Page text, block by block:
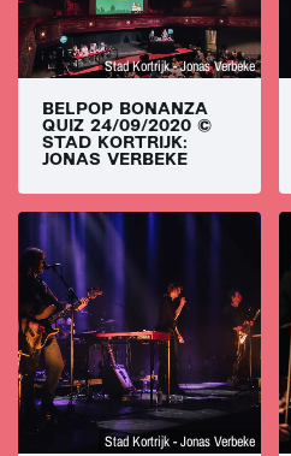
Stad Kortrijk - Jonas Verbeke
BELPOP BONANZA
QUIZ 24/09/2020 ©
STAD KORTRIJK:
JONAS VERBEKE
Stad Kortrijk - Jonas Verbeke